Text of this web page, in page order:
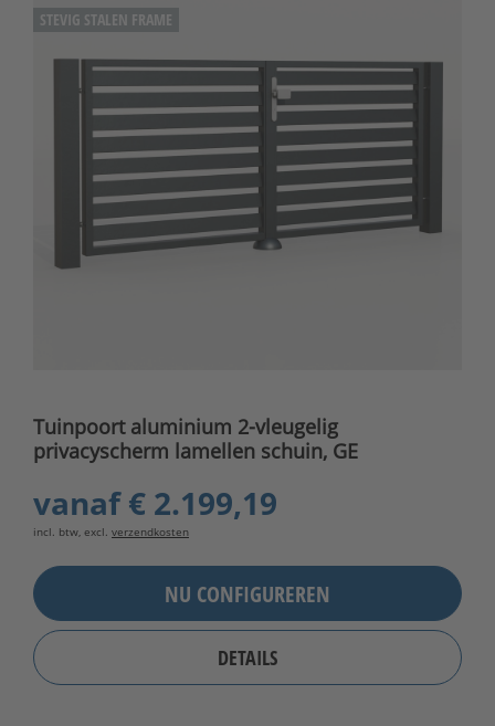
STEVIG STALEN FRAME
Tuinpoort aluminium 2-vleugelig
privacyscherm lamellen schuin, GE
vanaf€ 2.199,19
incl. btw, excl. verzendkosten
NU CONFIGUREREN
DETAILS